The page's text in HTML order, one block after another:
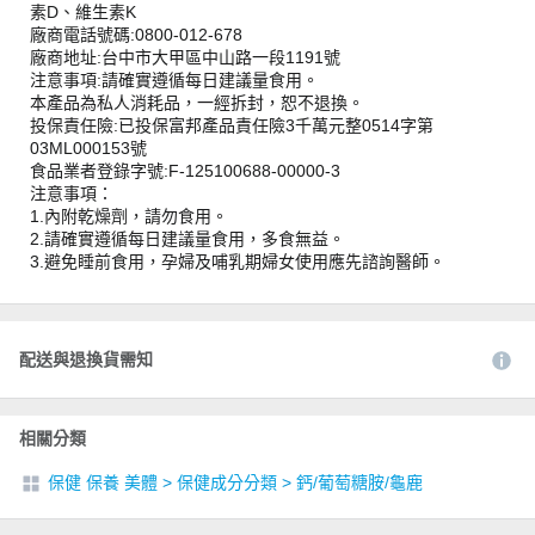
素D、維生素K
廠商電話號碼:0800-012-678
廠商地址:台中市大甲區中山路一段1191號
注意事項:請確實遵循每日建議量食用。
本產品為私人消耗品，一經拆封，恕不退換。
投保責任險:已投保富邦產品責任險3千萬元整0514字第
03ML000153號
食品業者登錄字號:F-125100688-00000-3
注意事項：
1.內附乾燥劑，請勿食用。
2.請確實遵循每日建議量食用，多食無益。
3.避免睡前食用，孕婦及哺乳期婦女使用應先諮詢醫師。
配送與退換貨需知
相關分類
保健 保養 美體 > 保健成分分類 > 鈣/葡萄糖胺/龜鹿